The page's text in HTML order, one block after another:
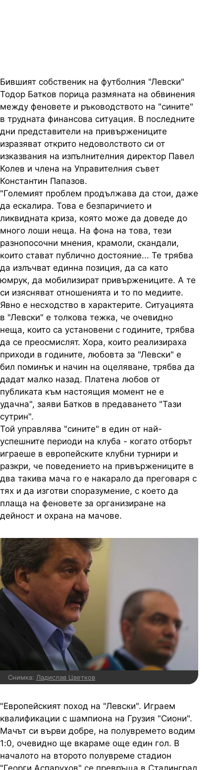
Бившият собственик на футболния "Левски"
Тодор Батков порица размяната на обвинения
между феновете и ръководството на "сините"
в трудната финансова ситуация. В последните
дни представители на привържениците
изразяват открито недоволството си от
изказвания на изпълнителния директор Павел
Колев и члена на Управителния съвет
Константин Папазов.
"Големият проблем продължава да стои, даже
да ескалира. Това е безпаричието и
ликвидната криза, която може да доведе до
много лоши неща. На фона на това, тези
разнопосочни мнения, крамоли, скандали,
които стават публично достояние... Те трябва
да излъчват единна позиция, да са като
юмрук, да мобилизират привържениците. А те
си изясняват отношенията и то по медиите.
Явно е несходство в характерите. Ситуацията
в "Левски" е толкова тежка, че очевидно
неща, които са установени с годините, трябва
да се преосмислят. Хора, които реализираха
приходи в годините, любовта за "Левски" е
бил поминък и начин на оцеляване, трябва да
дадат малко назад. Платена любов от
публиката към настоящия момент не е
удачна", заяви Батков в предаването "Тази
сутрин".
Той управлява "сините" в един от най-
успешните периоди на клуба - когато отборът
играеше в европейските клубни турнири и
разкри, че поведението на привържениците в
два такива мача го е накарало да преговаря с
тях и да изготви споразумение, с което да
плаща на феновете за организиране на
дейност и охрана на мачове.
Снимка: Ладислав Цветков
"Европейският поход на "Левски". Играем
квалификации с шампиона на Грузия "Сиони".
Мачът си върви добре, на полувремето водим
1:0, очевидно ще вкараме още един гол. В
началото на второто полувреме стадион
"Георги Аспарухов" се превръща в Сталинград